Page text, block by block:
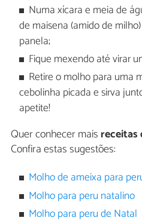
Numa xícara e meia de
de maisena (amido de
panela;
Fique mexendo até virar
Retire o molho para uma
cebolinha picada e sirva
apetite!
Quer conhecer mais receitas
Confira estas sugestões:
Molho de ameixa para
Molho para peru natalino
Molho para peru de Natal